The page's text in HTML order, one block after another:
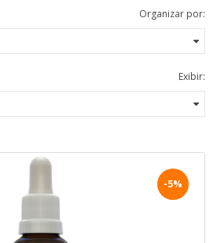
Organizar por:
Exibir:
-5%